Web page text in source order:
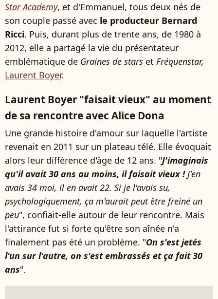
Star Academy, et d'Emmanuel, tous deux nés de
son couple passé avec le producteur Bernard
Ricci. Puis, durant plus de trente ans, de 1980 à
2012, elle a partagé la vie du présentateur
emblématique de Graines de stars et Fréquenstar,
Laurent Boyer.
Laurent Boyer "faisait vieux" au moment
de sa rencontre avec Alice Dona
Une grande histoire d'amour sur laquelle l'artiste
revenait en 2011 sur un plateau télé. Elle évoquait
alors leur différence d'âge de 12 ans. "J'imaginais
qu'il avait 30 ans au moins, il faisait vieux !J'en
avais 34 moi, il en avait 22. Si je l'avais su,
psychologiquement, ça m'aurait peut être freiné un
peu", confiait-elle autour de leur rencontre. Mais
l'attirance fut si forte qu'être son aînée n'a
finalement pas été un problème. "On s'est jetés
l'un sur l'autre, on s'est embrassés et ça fait 30
ans".